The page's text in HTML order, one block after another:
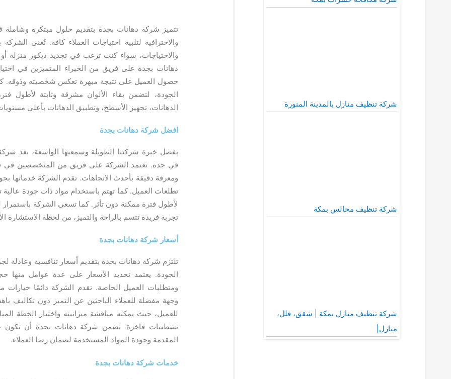
شركة تنظيف منازل بالمدينة المنورة
شركة تنظيف مجالس بمكة
شركة تنظيف منازل بمكة | شقق، فلل،
منازل|
تتميز شركة دهانات بجدة بتقديم حلول مبتكرة
والاحترافية لتلبية احتياجات العملاء كافة. تُعنى
والاحتياجات، سواء كنت ترغب في تجديد ديكور منزله
دهانات بجدة على فريق من الخبراء المتميزين في
حصول العميل على نتيجة مبهرة تعكس شخصيته وذوقه.
الجودة، لتضمن بقاء الألوان مشرقة وثابتة لأطول
الدهانات، تجهيز الأسطح، وتطبيق الدهانات بأعلى
افضل شركة دهانات بجدة
بفضل خبرة شركتنا الطويلة وسمعتها الواسعة، نعد
في جده. تعتمد الشركة على فريق من المتخصصين في فن
ومعرفة دقيقة بأحدث الاتجاهات. تقدم الشركة خدماتها
تطلعات العميل. كما تهتم باستخدام مواد ذات جودة عالية
لأطول فترة ممكنة دون تأثر. كما تسعى الشركة
تجربة فريدة تتسم بالراحة والتميز، من لحظة الاستشارة
أسعار شركة دهانات بجدة
تلتزم شركة دهانات بجدة بتقديم أسعار تنافسية وعادلة
الجودة. يعتمد تحديد الأسعار على عدة عوامل منها
ومتطلبات العميل الخاصة. تقدم الشركة دائمًا خيارات
وجهة مفضلة للعملاء الباحثين عن التميز دون تكاليف
للعميل، حيث يمكنه مناقشة ميزانيته واختيار الخطة
تشطيبات فاخرة. تضمن شركة دهانات بجدة أن تكون
المقدمة وجودة المواد المستخدمة لضمان رضا العملاء.
خدمات شركة دهانات بجدة